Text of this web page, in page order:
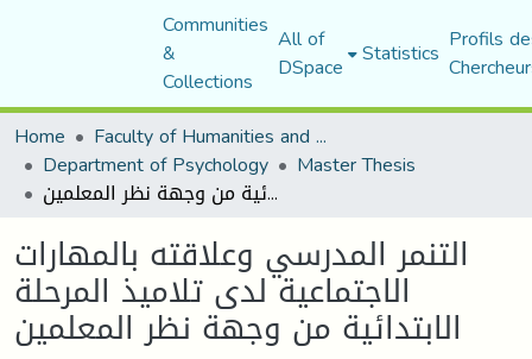
Communities
&
Collections
All of
DSpace Statistics Profils
Home
Faculty of Humanities and Social Sciences
Department of Psychology Master Thesis
التنمر المدرسي وعلاقته بالمهارات الاجتماعية لدى تلاميذ المرحلة الابتدائية من وجهة نظر المعلمين
التنمر المدرسي وعلاقته بالمهارات
الاجتماعية لدى تلاميذ المرحلة
الابتدائية من وجهة نظر المعلمين